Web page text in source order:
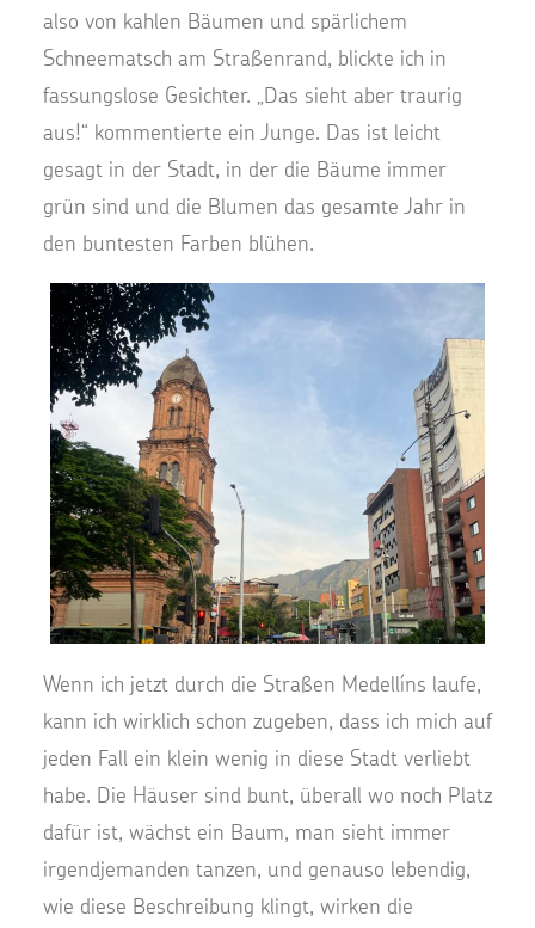
also von kahlen Bäumen und spärlichem
Schneematsch am Straßenrand, blickte ich in
fassungslose Gesichter. „Das sieht aber traurig
aus!“ kommentierte ein Junge. Das ist leicht
gesagt in der Stadt, in der die Bäume immer
grün sind und die Blumen das gesamte Jahr in
den buntesten Farben blühen.
Wenn ich jetzt durch die Straßen Medellíns laufe,
kann ich wirklich schon zugeben, dass ich mich auf
jeden Fall ein klein wenig in diese Stadt verliebt
habe. Die Häuser sind bunt, überall wo noch Platz
dafür ist, wächst ein Baum, man sieht immer
irgendjemanden tanzen, und genauso lebendig,
wie diese Beschreibung klingt, wirken die